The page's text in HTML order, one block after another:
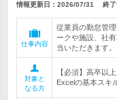
情報更新日：2026/07/31 終了
仕事内容
従業員の勤怠管
ークや施設、社
当いただきます。
対象と
なる方
【必須】高卒以
Excelの基本スキ